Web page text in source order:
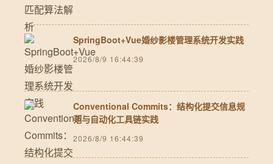
SpringBoot+Vue婚纱影楼管理系统开发实践
2026/8/9 16:44:39
Conventional Commits：结构化提交信息规
范与自动化工具链实践
2026/8/9 16:44:39